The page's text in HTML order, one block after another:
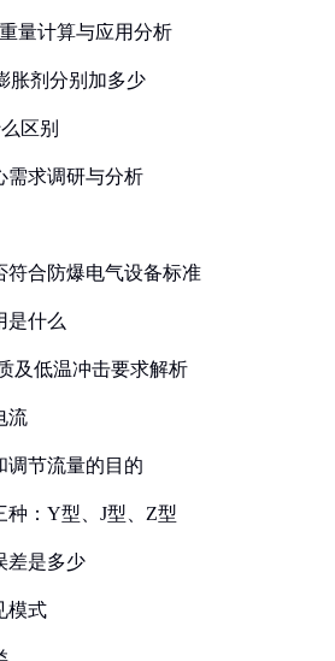
量计算与应用分析
胀剂分别加多少
区别
需求调研与分析
符合防爆电气设备标准
是什么
及低温冲击要求解析
流
调节流量的目的
种：Y型、J型、Z型
差是多少
模式